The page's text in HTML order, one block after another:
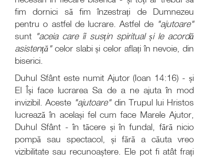
fim dornici să fim înzestrați de Dumnezeu
pentru o astfel de lucrare. Astfel de "ajutoare"
sunt "aceia care îi susțin spiritual și le acordă
asistență"celor slabi și celor aflați în nevoie, din
biserici.
Duhul Sfânt este numit Ajutor (Ioan 14:16) - și
El Își face lucrarea Sa de a ne ajuta în mod
invizibil. Aceste "ajutoare"din Trupul lui Hristos
lucrează în același fel cum face Marele Ajutor,
Duhul Sfânt - în tăcere și în fundal, fără nicio
pompă sau spectacol, și fără a căuta vreo
vizibilitate sau recunoaștere. Ele pot fi atât frați